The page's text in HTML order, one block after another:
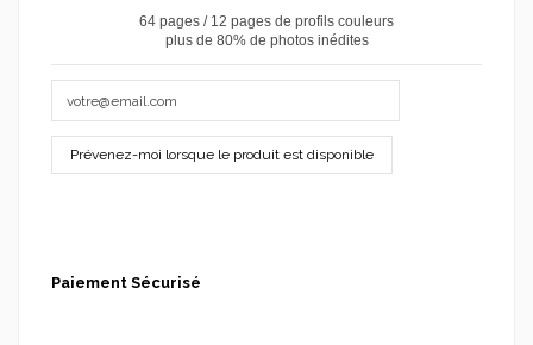
64 pages / 12 pages de profils couleurs
plus de 80% de photos inédites
Paiement Sécurisé